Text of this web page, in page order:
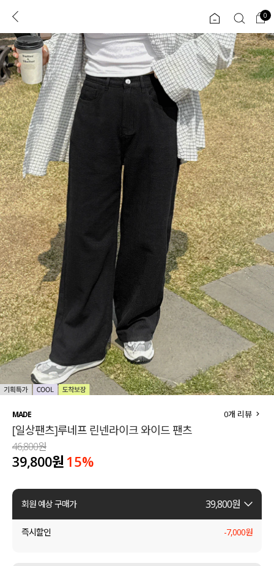
로그인 0
ENG
TW
JP
콘텐츠 리뷰 & 혜택 플러스핏 회원혜택 입
CATEGORY COMMUNITY
도착보장⚡
인플루언서 pick!
신상 5%
베스트
MADE
세트할인 ~30%
하객룩
살안타템
110사이즈
티셔츠
팬츠
셔츠
원피스
익스클루시브
아우터
티셔츠
블라우스
원피스
팬츠
스커트
언더웨어
0
MADE
[일상팬츠]루네프 린넨라이크 와이드 팬츠
0개 리뷰
46,800원
39,800원 15%
회원 예상 구매가 39,800원
즉시할인 -7,000원